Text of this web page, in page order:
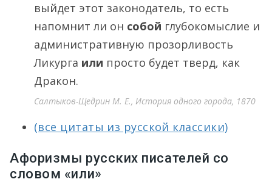
выйдет этот законодатель, то есть
напомнит ли он собой глубокомыслие и
административную прозорливость
Ликурга или просто будет тверд, как
Дракон.
Салтыков-Щедрин М. Е., История одного города, 1870
(все цитаты из русской классики)
Афоризмы русских писателей со
словом «или»